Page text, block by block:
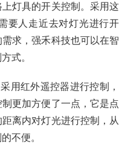
灯具的开关控制。采用这
要人走近去对灯光进行开
求，强禾科技也可以在智
式。
用红外遥控器进行控制，
更加方便了一点，它是点
离内对灯光进行控制，从
不便。